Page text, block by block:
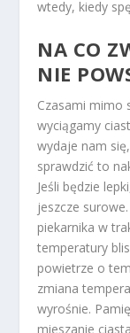
wtedy, kiedy
NA CO
NIE
Czasami mimo
wyciągamy
wydaje nam
sprawdzić to
Jeśli będzie
jeszcze
piekarnika w
temperatury
powietrze o
zmiana
wyrośnie.
mieszanie